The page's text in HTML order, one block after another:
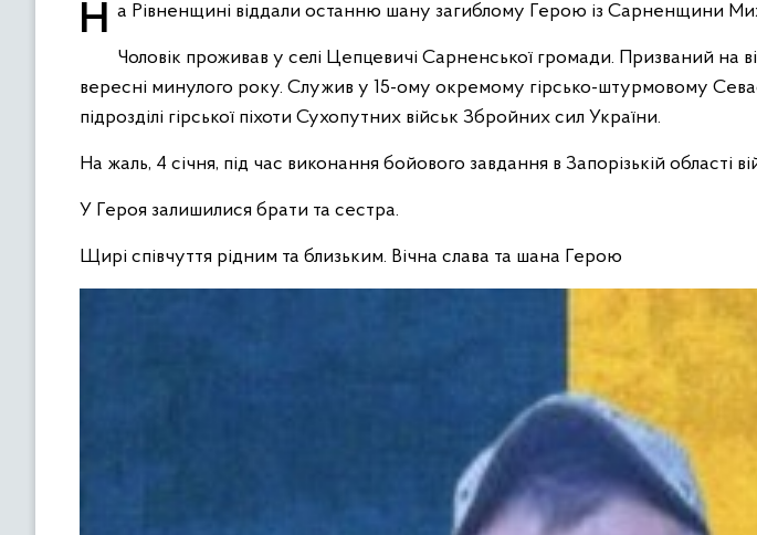
На Рівненщині віддали останню шану загиблому Герою із Сарненщини
Чоловік проживав у селі Цепцевичі Сарненської громади. Призваний на
вересні минулого року. Служив у 15-ому окремому гірсько-штурмовому
підрозділі гірської піхоти Сухопутних військ Збройних сил України.
На жаль, 4 січня, під час виконання бойового завдання в Запорізькій області
У Героя залишилися брати та сестра.
Щирі співчуття рідним та близьким. Вічна слава та шана Герою